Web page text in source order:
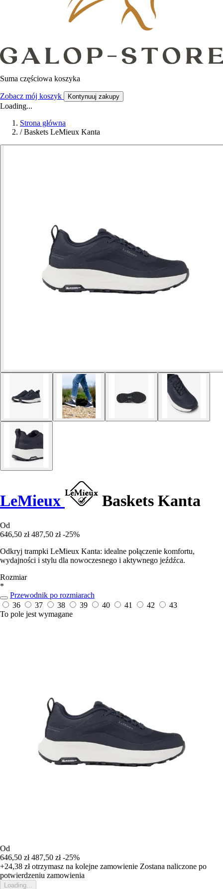
Suma częściowa koszyka
Zobacz mój koszyk Kontynuuj zakupy
Loading...
Strona główna
/ Baskets LeMieux Kanta
LeMieux Baskets Kanta
Od
646,50 zł 487,50 zł -25%
Odkryj trampki LeMieux Kanta: idealne połączenie komfortu,
wydajności i stylu dla nowoczesnego i aktywnego jeźdźca.
Rozmiar
*
Przewodnik po rozmiarach
36
37 38 39 40 41 42
43
To pole jest wymagane
Od
646,50 zł 487,50 zł -25%
+24,38 złotrzymasz na kolejne zamowienie Zostana naliczone po
potwierdzeniu zamowienia
Loading...